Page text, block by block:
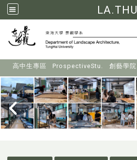
LA.THU
高中生專區 ProspectiveStu. 創藝學院